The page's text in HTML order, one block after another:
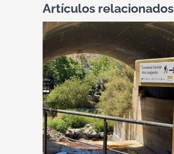
Artículos relacionados